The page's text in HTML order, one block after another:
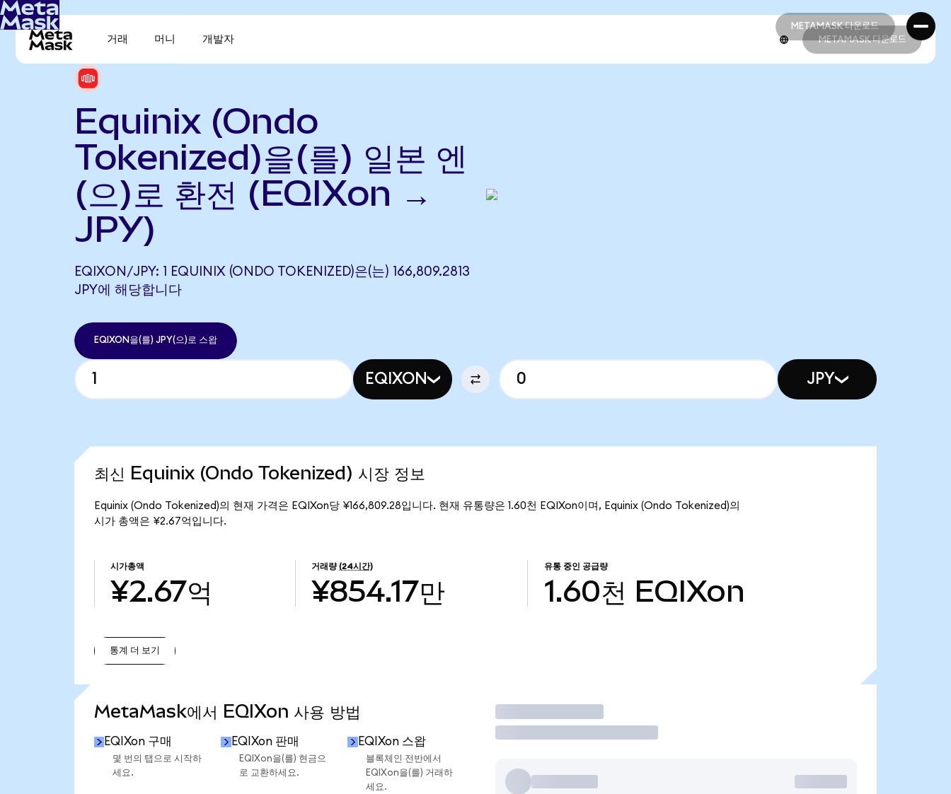
METAMASK 다운로드
METAMASK 다운로드
거래 머니 개발자 METAMASK 다운로드
Equinix (Ondo
Tokenized)을(를) 일본 엔
(으)로 환전 (EQIXon →
JPY)
EQIXON/JPY: 1 EQUINIX (ONDO TOKENIZED)은(는) 166,809.2813
JPY에 해당합니다
EQIXON을(를) JPY(으)로 스왑
EQIXON JPY
최신 Equinix (Ondo Tokenized) 시장 정보
Equinix (Ondo Tokenized)의 현재 가격은 EQIXon당 ¥166,809.28입니다. 현재 유통량은 1.60천 EQIXon이며, Equinix (Ondo Tokenized)의
시가 총액은 ¥2.67억입니다.
시가총액
¥2.67억
거래량 (24시간)
¥854.17만
유통 중인 공급량
1.60천 EQIXon
통계 더 보기
MetaMask에서 EQIXon 사용 방법
EQIXon 구매
몇 번의 탭으로 시작하
세요.
EQIXon 판매
EQIXon을(를) 현금으
로 교환하세요.
EQIXon 스왑
블록체인 전반에서
EQIXon을(를) 거래하
세요.
거래